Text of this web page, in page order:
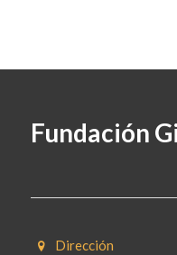
Fundación
Dirección